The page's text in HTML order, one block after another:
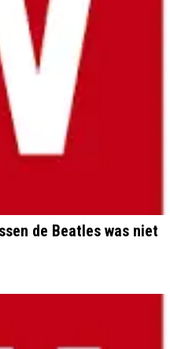
de Beatles was niet